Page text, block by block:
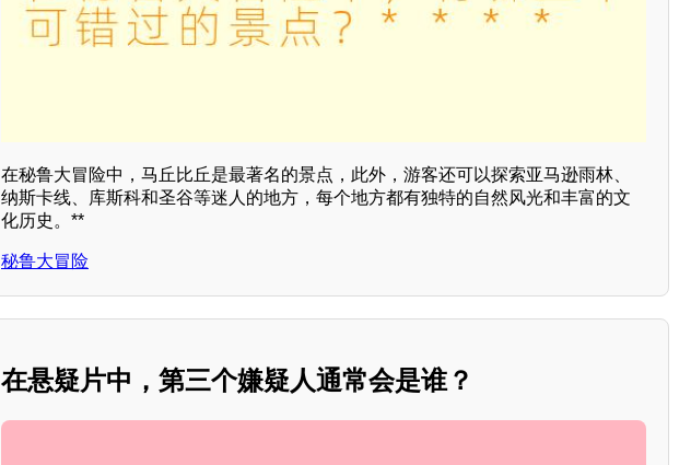
在秘鲁大冒险中，马丘比丘是最著名的景点，此外，游客还可以探索亚马逊雨林、
纳斯卡线、库斯科和圣谷等迷人的地方，每个地方都有独特的自然风光和丰富的文
化历史。**
秘鲁大冒险
在悬疑片中，第三个嫌疑人通常会是谁？